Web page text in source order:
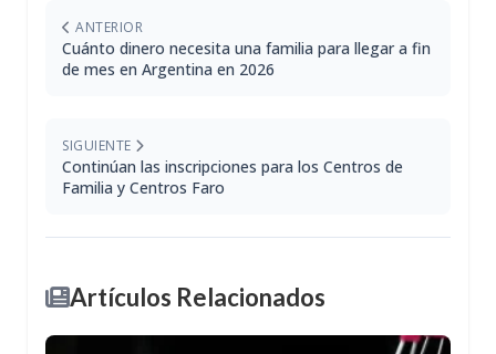
ANTERIOR
Cuánto dinero necesita una familia para llegar a fin
de mes en Argentina en 2026
SIGUIENTE
Continúan las inscripciones para los Centros de
Familia y Centros Faro
Artículos Relacionados